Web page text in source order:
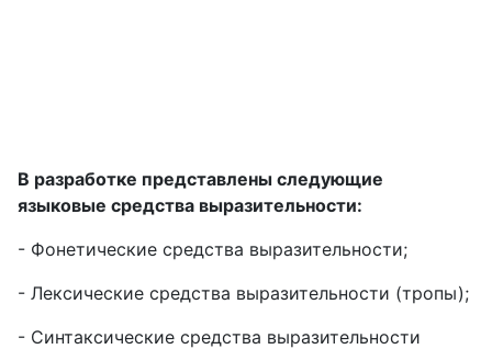
В разработке представлены следующие
языковые средства выразительности:
- Фонетические средства выразительности;
- Лексические средства выразительности (тропы);
- Синтаксические средства выразительности